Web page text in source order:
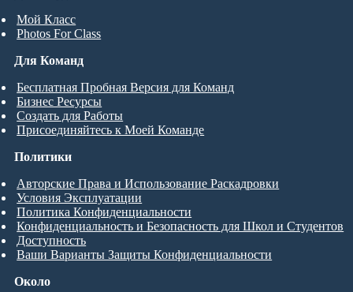
Мой Класс
Photos For Class
Для Команд
Бесплатная Пробная Версия для Команд
Бизнес Ресурсы
Создать для Работы
Присоединяйтесь к Моей Команде
Около
Политики
Авторские Права и Использование Раскадровки
Условия Эксплуатации
Политика Конфиденциальности
Конфиденциальность и Безопасность для Школ и Студентов
Доступность
Ваши Варианты Защиты Конфиденциальности